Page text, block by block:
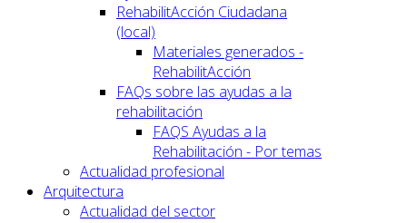
RehabilitAcción Ciudadana
(local)
Materiales generados -
RehabilitAcción
FAQs sobre las ayudas a la
rehabilitación
FAQS Ayudas a la
Rehabilitación - Por temas
Actualidad profesional
Arquitectura
Actualidad del sector